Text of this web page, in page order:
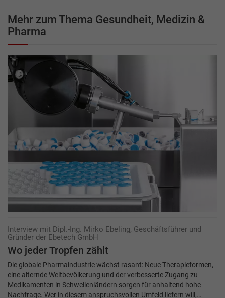
Mehr zum Thema Gesundheit, Medizin &
Pharma
Interview mit Dipl.-Ing. Mirko Ebeling, Geschäftsführer und
Gründer der Ebetech GmbH
Wo jeder Tropfen zählt
Die globale Pharmaindustrie wächst rasant: Neue Therapieformen,
eine alternde Weltbevölkerung und der verbesserte Zugang zu
Medikamenten in Schwellenländern sorgen für anhaltend hohe
Nachfrage. Wer in diesem anspruchsvollen Umfeld liefern will,…